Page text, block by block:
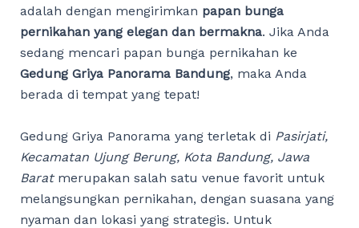
adalah dengan mengirimkan papan bunga
pernikahan yang elegan dan bermakna. Jika Anda
sedang mencari papan bunga pernikahan ke
Gedung Griya Panorama Bandung, maka Anda
berada di tempat yang tepat!
Gedung Griya Panorama yang terletak di Pasirjati,
Kecamatan Ujung Berung, Kota Bandung, Jawa
Baratmerupakan salah satu venue favorit untuk
melangsungkan pernikahan, dengan suasana yang
nyaman dan lokasi yang strategis. Untuk